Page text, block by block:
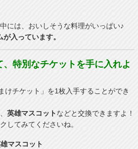
には、おいしそうな料理がいっぱい♪
入っています。
特別なチケットを手に入れよ
チケット」を1枚入手することができ
英雄マスコットなどと交換できますよ！
してみてくださいね。
マスコット